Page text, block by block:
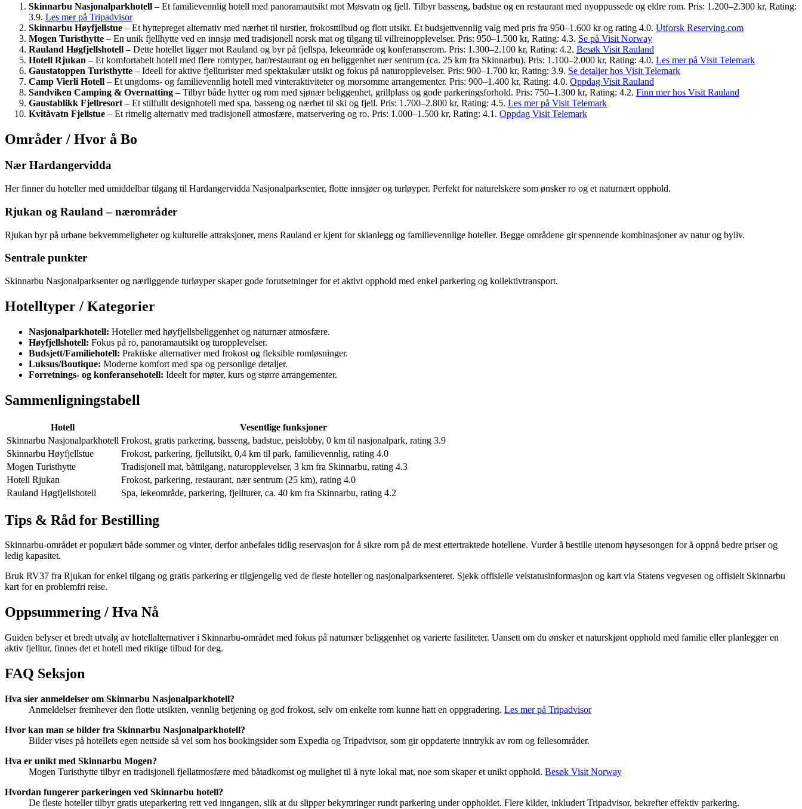
Skinnarbu Nasjonalparkhotell – Et familievennlig hotell med panoramautsikt mot Møsvatn og fjell. Tilbyr basseng, badstue og en restaurant med nyoppussede og eldre rom. Pris: 1.200–2.300 kr, Rating:
3.9. Les mer på Tripadvisor
Skinnarbu Høyfjellstue – Et hyttepreget alternativ med nærhet til turstier, frokosttilbud og flott utsikt. Et budsjettvennlig valg med pris fra 950–1.600 kr og rating 4.0. Utforsk Reserving.com
Mogen Turisthytte – En unik fjellhytte ved en innsjø med tradisjonell norsk mat og tilgang til villreinopplevelser. Pris: 950–1.500 kr, Rating: 4.3. Se på Visit Norway
Rauland Høgfjellshotell – Dette hotellet ligger mot Rauland og byr på fjellspa, lekeområde og konferanserom. Pris: 1.300–2.100 kr, Rating: 4.2. Besøk Visit Rauland
Hotell Rjukan – Et komfortabelt hotell med flere romtyper, bar/restaurant og en beliggenhet nær sentrum (ca. 25 km fra Skinnarbu). Pris: 1.100–2.000 kr, Rating: 4.0. Les mer på Visit Telemark
Gaustatoppen Turisthytte – Ideell for aktive fjellturister med spektakulær utsikt og fokus på naturopplevelser. Pris: 900–1.700 kr, Rating: 3.9. Se detaljer hos Visit Telemark
Camp Vierli Hotell – Et ungdoms- og familievennlig hotell med vinteraktiviteter og morsomme arrangementer. Pris: 900–1.400 kr, Rating: 4.0. Oppdag Visit Rauland
Sandviken Camping & Overnatting – Tilbyr både hytter og rom med sjønær beliggenhet, grillplass og gode parkeringsforhold. Pris: 750–1.300 kr, Rating: 4.2. Finn mer hos Visit Rauland
Gaustablikk Fjellresort – Et stilfullt designhotell med spa, basseng og nærhet til ski og fjell. Pris: 1.700–2.800 kr, Rating: 4.5. Les mer på Visit Telemark
Kvitåvatn Fjellstue – Et rimelig alternativ med tradisjonell atmosfære, matservering og ro. Pris: 1.000–1.500 kr, Rating: 4.1. Oppdag Visit Telemark
Områder / Hvor å Bo
Nær Hardangervidda
Her finner du hoteller med umiddelbar tilgang til Hardangervidda Nasjonalparksenter, flotte innsjøer og turløyper. Perfekt for naturelskere som ønsker ro og et naturnært opphold.
Rjukan og Rauland – nærområder
Rjukan byr på urbane bekvemmeligheter og kulturelle attraksjoner, mens Rauland er kjent for skianlegg og familievennlige hoteller. Begge områdene gir spennende kombinasjoner av natur og byliv.
Sentrale punkter
Skinnarbu Nasjonalparksenter og nærliggende turløyper skaper gode forutsetninger for et aktivt opphold med enkel parkering og kollektivtransport.
Hotelltyper / Kategorier
Nasjonalparkhotell: Hoteller med høyfjellsbeliggenhet og naturnær atmosfære.
Høyfjellshotell: Fokus på ro, panoramautsikt og turopplevelser.
Budsjett/Familiehotell: Praktiske alternativer med frokost og fleksible romløsninger.
Luksus/Boutique: Moderne komfort med spa og personlige detaljer.
Forretnings- og konferansehotell: Ideelt for møter, kurs og større arrangementer.
Sammenligningstabell
Hotell
Vesentlige funksjoner
Skinnarbu Nasjonalparkhotell Frokost, gratis parkering, basseng, badstue, peislobby, 0 km til nasjonalpark, rating 3.9
Skinnarbu Høyfjellstue
Frokost, parkering, fjellutsikt, 0,4 km til park, familievennlig, rating 4.0
Mogen Turisthytte
Tradisjonell mat, båttilgang, naturopplevelser, 3 km fra Skinnarbu, rating 4.3
Hotell Rjukan
Frokost, parkering, restaurant, nær sentrum (25 km), rating 4.0
Rauland Høgfjellshotell
Spa, lekeområde, parkering, fjellturer, ca. 40 km fra Skinnarbu, rating 4.2
Tips & Råd for Bestilling
Skinnarbu-området er populært både sommer og vinter, derfor anbefales tidlig reservasjon for å sikre rom på de mest ettertraktede hotellene. Vurder å bestille utenom høysesongen for å oppnå bedre priser og
ledig kapasitet.
Bruk RV37 fra Rjukan for enkel tilgang og gratis parkering er tilgjengelig ved de fleste hoteller og nasjonalparksenteret. Sjekk offisielle veistatusinformasjon og kart via Statens vegvesen og offisielt Skinnarbu
kart for en problemfri reise.
Oppsummering / Hva Nå
Guiden belyser et bredt utvalg av hotellalternativer i Skinnarbu-området med fokus på naturnær beliggenhet og varierte fasiliteter. Uansett om du ønsker et naturskjønt opphold med familie eller planlegger en
aktiv fjelltur, finnes det et hotell med riktige tilbud for deg.
FAQ Seksjon
Hva sier anmeldelser om Skinnarbu Nasjonalparkhotell?
Anmeldelser fremhever den flotte utsikten, vennlig betjening og god frokost, selv om enkelte rom kunne hatt en oppgradering. Les mer på Tripadvisor
Hvor kan man se bilder fra Skinnarbu Nasjonalparkhotell?
Bilder vises på hotellets egen nettside så vel som hos bookingsider som Expedia og Tripadvisor, som gir oppdaterte inntrykk av rom og fellesområder.
Hva er unikt med Skinnarbu Mogen?
Mogen Turisthytte tilbyr en tradisjonell fjellatmosfære med båtadkomst og mulighet til å nyte lokal mat, noe som skaper et unikt opphold. Besøk Visit Norway
Hvordan fungerer parkeringen ved Skinnarbu hotell?
De fleste hoteller tilbyr gratis uteparkering rett ved inngangen, slik at du slipper bekymringer rundt parkering under oppholdet. Flere kilder, inkludert Tripadvisor, bekrefter effektiv parkering.